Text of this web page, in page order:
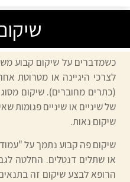
כשמדברים על שיקום קבוע
לצרכי היגיינה או מטרוטת
(כתרים מחוברים). שיקום
של שיניים או שיניים פגומות
שיקום נאות.
שיקום פה קבוע נתמך על
או שתלים דנטלים. החלטה
הרופא לבצע שיקום זה